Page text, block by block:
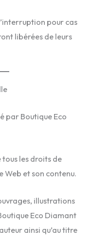
pour cas
libérées de leurs
par Boutique Eco
les droits de
Web et son contenu.
illustrations
Eco Diamant
ainsi qu’au titre